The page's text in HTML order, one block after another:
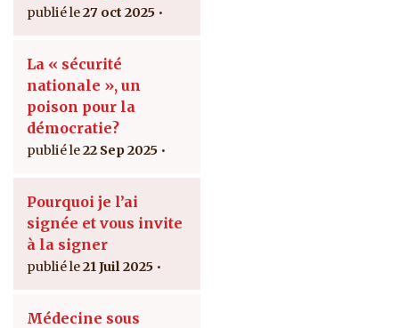
27 oct 2025
La « sécurité
nationale », un
poison pour la
démocratie?
22 Sep 2025
Pourquoi je l’ai
signée et vous invite
à la signer
21 Juil 2025
Médecine sous